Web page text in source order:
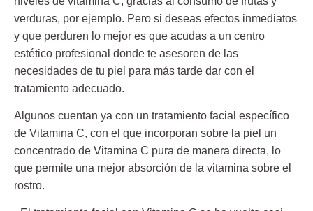
verduras, por ejemplo. Pero si deseas efectos inmediatos
y que perduren lo mejor es que acudas a un centro
estético profesional donde te asesoren de las
necesidades de tu piel para más tarde dar con el
tratamiento adecuado.
Algunos cuentan ya con un tratamiento facial específico
de Vitamina C, con el que incorporan sobre la piel un
concentrado de Vitamina C pura de manera directa, lo
que permite una mejor absorción de la vitamina sobre el
rostro.